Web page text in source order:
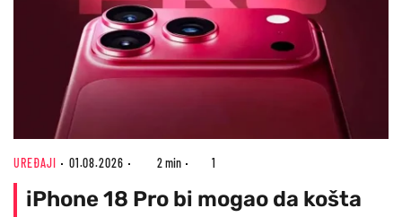
UREĐAJI 01.08.2026 2 min 1
iPhone 18 Pro bi mogao da košta